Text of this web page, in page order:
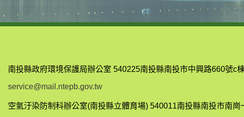
南投縣政府環境保護局辦公室 540225南投縣南投市中興路660號c
service@mail.ntepb.gov.tw
空氣汙染防制科辦公室(南投縣立體育場) 540011南投縣南投市南崗